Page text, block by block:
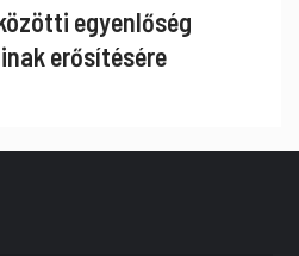
egyenlőség
erősítésére